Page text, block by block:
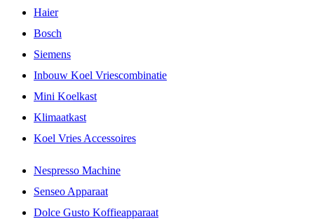
Haier
Bosch
Siemens
Inbouw Koel Vriescombinatie
Mini Koelkast
Klimaatkast
Koel Vries Accessoires
Nespresso Machine
Senseo Apparaat
Dolce Gusto Koffieapparaat